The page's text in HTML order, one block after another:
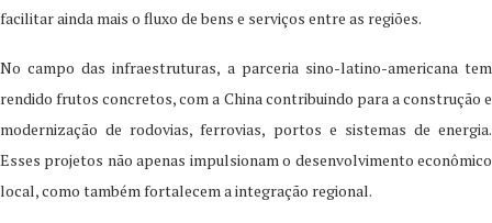
facilitar ainda mais o fluxo de bens e serviços entre as regiões.
No campo das infraestruturas, a parceria sino-latino-americana tem
rendido frutos concretos, com a China contribuindo para a construção e
modernização de rodovias, ferrovias, portos e sistemas de energia.
Esses projetos não apenas impulsionam o desenvolvimento econômico
local, como também fortalecem a integração regional.